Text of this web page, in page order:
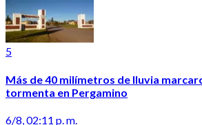
5
Más de 40 milímetros de lluvia
tormenta en Pergamino
6/8, 02:11 p. m.